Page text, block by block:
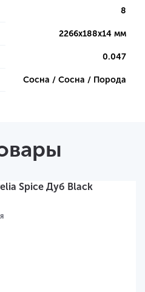
8
2266х188х14 мм
0.047
Сосна / Сосна / Порода
Spice Дуб Black